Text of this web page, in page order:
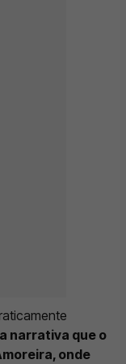
narrativa que o
onde